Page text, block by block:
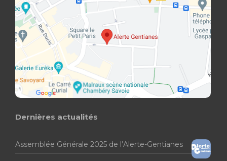
Dernières actualités
Assemblée Générale 2025 de l’Alerte-Gentianes